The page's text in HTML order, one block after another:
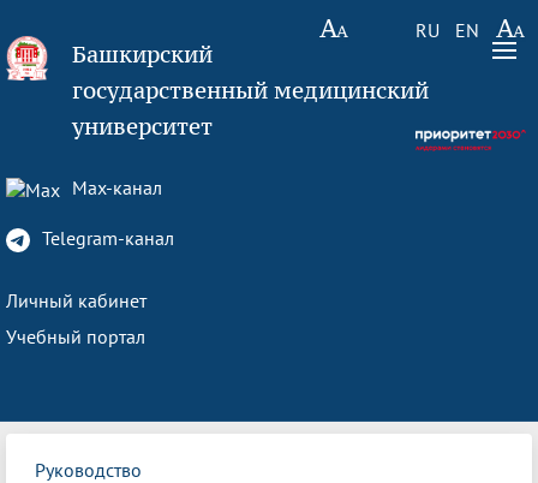
RU EN
Башкирский
государственный медицинский
университет
Max-канал
Telegram-канал
Личный кабинет
Учебный портал
Руководство